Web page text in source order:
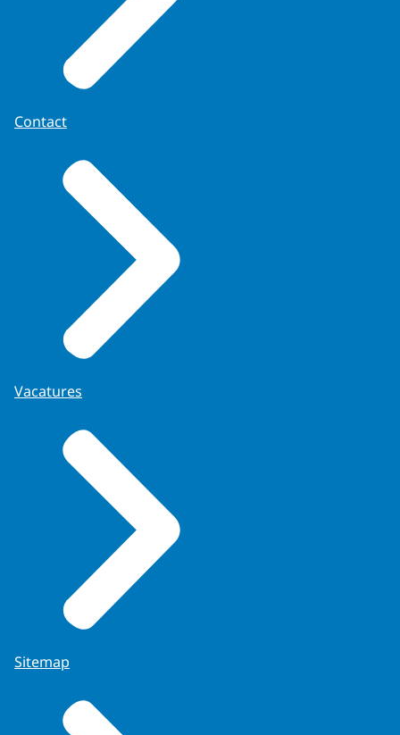
Contact
Vacatures
Sitemap